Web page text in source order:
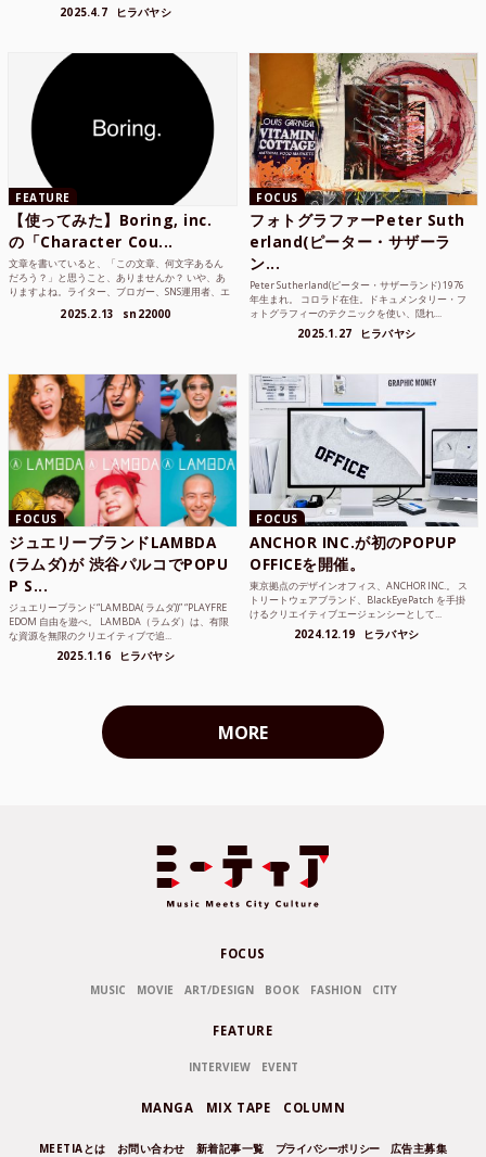
2025.4.7 ヒラバヤシ
FEATURE
【使ってみた】Boring, inc.
の「Character Cou...
文章を書いていると、「この文章、何文字あるん
だろう？」と思うこと、ありませんか？ いや、あ
りますよね。ライター、ブロガー、SNS運用者、エ
2025.2.13 sn22000
FOCUS
フォトグラファーPeter Suth
erland(ピーター・サザーラ
ン...
Peter Sutherland(ピーター・サザーランド) 1976
年生まれ。 コロラド在住。ドキュメンタリー・フ
ォトグラフィーのテクニックを使い、隠れ...
2025.1.27 ヒラバヤシ
FOCUS
ジュエリーブランドLAMBDA
(ラムダ)が 渋谷パルコでPOPU
P S...
ジュエリーブランド“LAMBDA( ラムダ))” “PLAYFRE
EDOM 自由を遊べ。 LAMBDA（ラムダ）は、有限
な資源を無限のクリエイティブで追...
2025.1.16 ヒラバヤシ
FOCUS
ANCHOR INC.が初のPOPUP
OFFICEを開催。
東京拠点のデザインオフィス、ANCHOR INC.。 ス
トリートウェアブランド、BlackEyePatch を手掛
けるクリエイティブエージェンシーとして...
2024.12.19 ヒラバヤシ
MORE
FOCUS
MUSIC MOVIE ART/DESIGN BOOK FASHION CITY
FEATURE
INTERVIEW EVENT
MANGA MIX TAPE COLUMN
MEETIAとは お問い合わせ 新着記事一覧 プライバシーポリシー 広告主募集